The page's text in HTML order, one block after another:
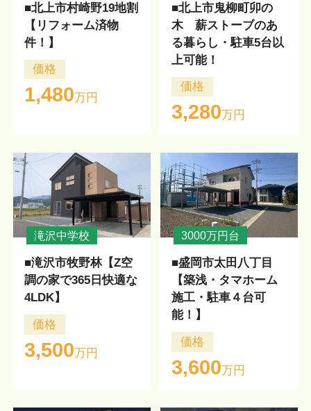
■北上市村崎野19地割
【リフォーム済物
件！】
価格
1,480万円
■北上市鬼柳町卯の
木 薪ストーブのあ
る暮らし・駐車5台以
上可能！
価格
3,280万円
滝沢中学校
■滝沢市牧野林【Z空
調の家で365日快適な
4LDK】
価格
3,500万円
3000万円台
■盛岡市太田八丁目
【築浅・タマホーム
施工・駐車４台可
能！】
価格
3,600万円